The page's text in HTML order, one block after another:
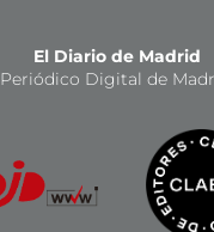
El Diario de Madrid
Periódico Digital de